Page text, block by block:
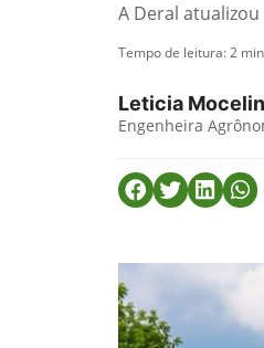
A Deral
Tempo de leitura:2
Leticia Mocelin
Engenheira